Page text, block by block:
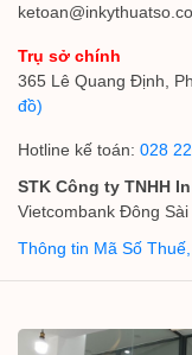
Trụ sở chính
365 Lê Quang Định,
đồ)
Hotline kế toán: 028
STK Công ty TNHH
Vietcombank Đông Sài
Thông tin Mã Số